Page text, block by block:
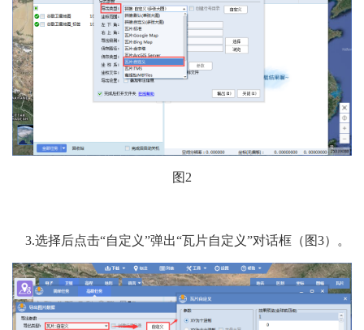
图2
3.选择后点击“自定义”弹出“瓦片自定义”对话框（图3）。